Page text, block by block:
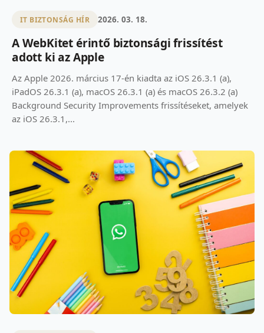
IT BIZTONSÁG HÍR 2026. 03. 18.
A WebKitet érintő biztonsági frissítést
adott ki az Apple
Az Apple 2026. március 17-én kiadta az iOS 26.3.1 (a),
iPadOS 26.3.1 (a), macOS 26.3.1 (a) és macOS 26.3.2 (a)
Background Security Improvements frissítéseket, amelyek
az iOS 26.3.1,...